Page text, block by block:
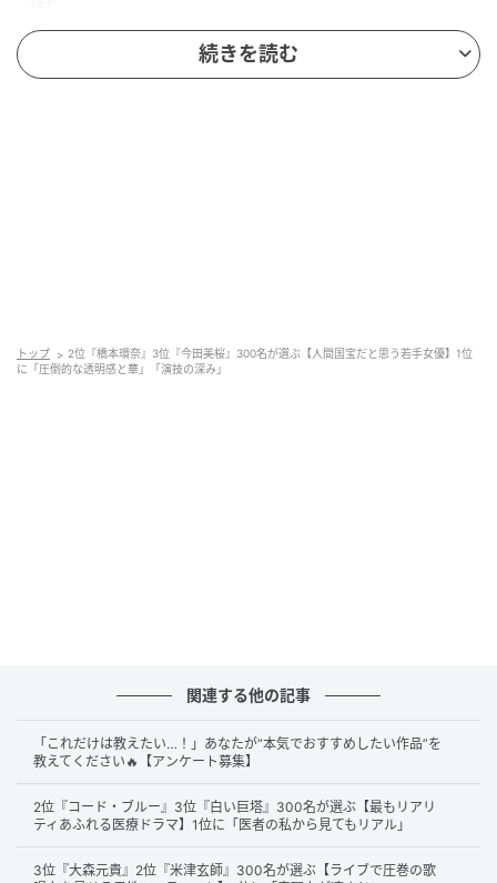
役から、ワイルドな役までこなせる」「なんでも出来
て本当に凄い」と絶賛する声や、「頭の回転も早い」
というコメントもありました。そのビジュアルだけで
なく、多彩な役柄への対応力にも注目が集まっていま
す。
続きを読む
トップ
2位『橋本環奈』3位『今田美桜』300名が選ぶ【人間国宝だと思う若手女優】1位
に「圧倒的な透明感と華」「演技の深み」
関連する他の記事
「これだけは教えたい…！」あなたが“本気でおすすめしたい作品”を
教えてください🔥【アンケート募集】
2位『コード・ブルー』3位『白い巨塔』300名が選ぶ【最もリアリ
ティあふれる医療ドラマ】1位に「医者の私から見てもリアル」
3位『大森元貴』2位『米津玄師』300名が選ぶ【ライブで圧巻の歌